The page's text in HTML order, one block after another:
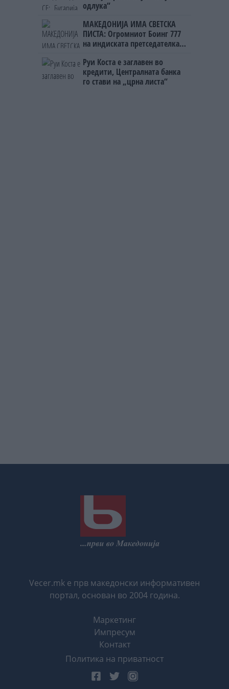
одлука“
МАКЕДОНИЈА ИМА СВЕТСКА
ПИСТА: Огромниот Боинг 777
на индиската претседателка
Скопје
Руи Коста е заглавен во
кредити, Централната банка
го стави на „црна листа“
Vecer.mk е прв македонски информативен
портал, основан во 2004 година.
Маркетинг
Импресум
Контакт
Политика на приватност